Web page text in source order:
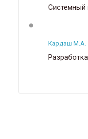
Системный
Кардаш М.А.